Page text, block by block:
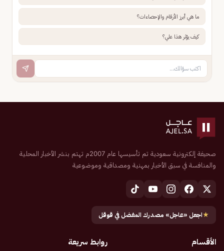
ما هي أبرز الأرقام والإحصاءات؟
كيف يؤثر هذا علي؟
صحيفة إلكترونية سعودية تم تأسيسها عام 2007م تهتم بنشر الأخبار المحلية
والمنافسة في سبق الأخبار بمهنية ومصداقية وموضوعية
★اجعل «عاجل» مصدرك المفضل في قوقل
الأقسام روابط سريعة